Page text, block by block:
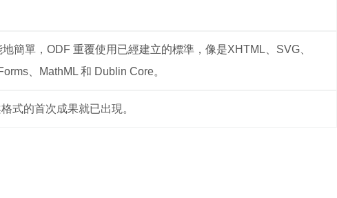
簡單，ODF 重覆使用已經建立的標準，像是XHTML、SVG、
、MathML 和 Dublin Core。
式的首次成果就已出現。